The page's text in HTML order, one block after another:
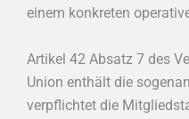
einem konkreten
Artikel 42 Absatz 7 des
Union enthält die
verpflichtet die